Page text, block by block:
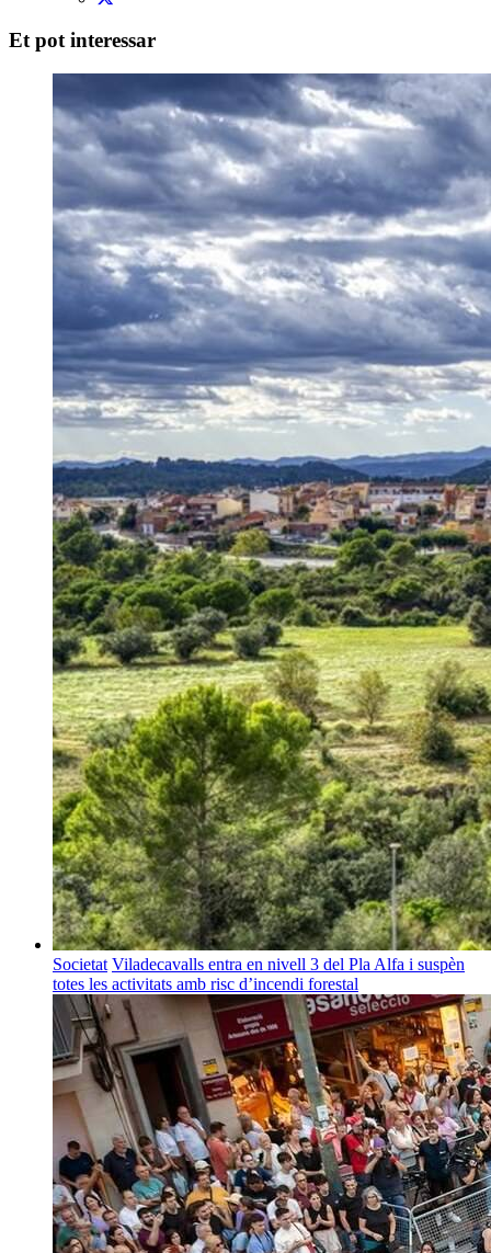
Et pot interessar
Societat Viladecavalls entra en nivell 3 del Pla Alfa i suspèn
totes les activitats amb risc d’incendi forestal